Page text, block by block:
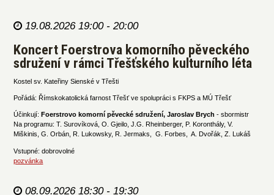
19.08.2026 19:00 - 20:00
Koncert Foerstrova komorního pěveckého
sdružení v rámci Třešťského kulturního léta
Kostel sv. Kateřiny Sienské v Třešti
Pořádá: Římskokatolická farnost Třešť ve spolupráci s FKPS a MÚ Třešť
Účinkují: Foerstrovo komorní pěvecké sdružení, Jaroslav Brych - sbormistr
Na programu: T. Surovíková, O. Gjeilo, J.G. Rheinberger, P. Koronthály, V.
Miškinis, G. Orbán, R. Lukowsky, R. Jermaks, G. Forbes, A. Dvořák, Z. Lukáš
Vstupné: dobrovolné
pozvánka
08.09.2026 18:30 - 19:30